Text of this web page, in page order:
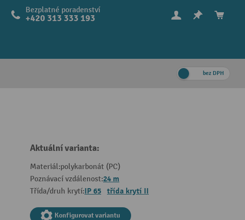
Bezplatné poradenství
+420 313 333 193
bez DPH
Aktuální varianta:
Materiál:polykarbonát (PC)
Poznávací vzdálenost:24 m
Třída/druh krytí:IP 65 třída krytí II
Konfigurovat variantu